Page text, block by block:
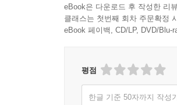
eBook은 다운로드 후 작성한 리
클래스는 첫번째 회차 주문확정
eBook 페이백, CD/LP, DVD/
평점
한글 기준 50자까지 작성